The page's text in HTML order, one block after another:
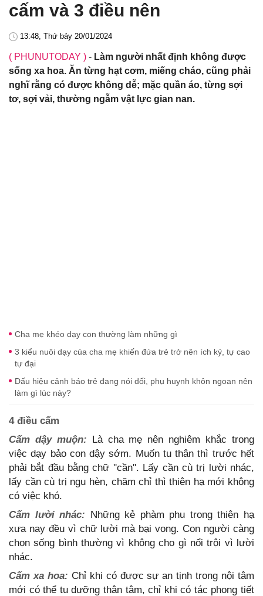
cấm và 3 điều nên
13:48, Thứ bảy 20/01/2024
( PHUNUTODAY ) - Làm người nhất định không được
sống xa hoa. Ăn từng hạt cơm, miếng cháo, cũng phải
nghĩ rằng có được không dễ; mặc quần áo, từng sợi
tơ, sợi vải, thường ngẫm vật lực gian nan.
Cha mẹ khéo dạy con thường làm những gì
3 kiểu nuôi dạy của cha mẹ khiến đứa trẻ trở nên ích kỷ, tự cao
tự đại
Dấu hiệu cảnh báo trẻ đang nói dối, phụ huynh khôn ngoan nên
làm gì lúc này?
4 điều cấm
Cấm dậy muộn: Là cha mẹ nên nghiêm khắc trong
việc dạy bảo con dậy sớm. Muốn tu thân thì trước hết
phải bắt đầu bằng chữ ''cần''. Lấy cần cù trị lười nhác,
lấy cần cù trị ngu hèn, chăm chỉ thì thiên hạ mới không
có việc khó.
Cấm lười nhác: Những kẻ phàm phu trong thiên hạ
xưa nay đều vì chữ lười mà bại vong. Con người càng
chọn sống bình thường vì không cho gì nổi trội vì lười
nhác.
Cấm xa hoa: Chỉ khi có được sự an tịnh trong nội tâm
mới có thể tu dưỡng thân tâm, chỉ khi có tác phong tiết